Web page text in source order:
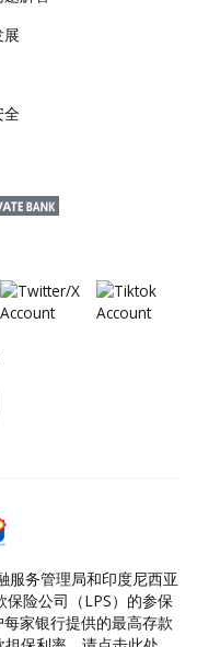
展
全
服务管理局和印度尼西亚
险公司（LPS）的参保
家银行提供的最高存款